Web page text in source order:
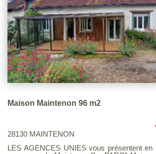
Maison Maintenon 96 m2
28130 MAINTENON
LES AGENCES UNIES vous présentent en Exclusivité: Sur la